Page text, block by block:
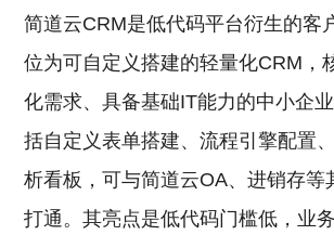
简道云CRM是低代码平台衍生的客
位为可自定义搭建的轻量化CRM，
化需求、具备基础IT能力的中小企
括自定义表单搭建、流程引擎配置
析看板，可与简道云OA、进销存等
打通。其亮点是低代码门槛低，业